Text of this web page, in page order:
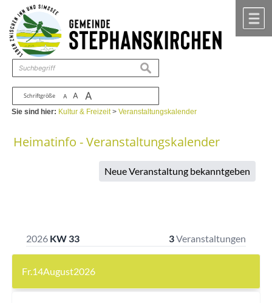
Zum Inhalt ,zur Navigation
Schriftgröße A A A
suchen
Sie sind hier: Kultur & Freizeit>Veranstaltungskalender
Heimatinfo - Veranstaltungskalender